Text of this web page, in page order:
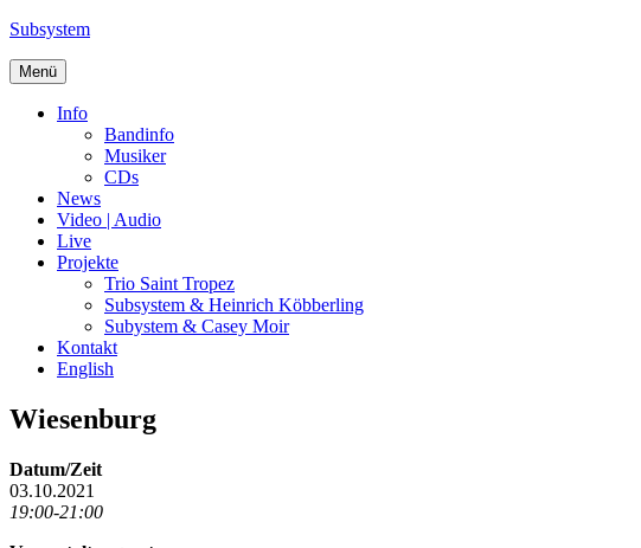
Zum
springen
Subsystem
Menü
Info
Bandinfo
Musiker
CDs
News
Video | Audio
Live
Projekte
Trio Saint Tropez
Subsystem & Heinrich Köbberling
Subystem & Casey Moir
Kontakt
English
Wiesenburg
Datum/Zeit
03.10.2021
19:00-21:00